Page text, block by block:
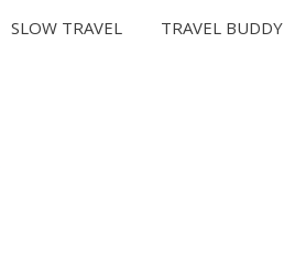
SLOW TRAVEL TRAVEL BUDDY